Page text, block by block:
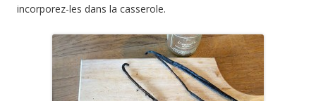
incorporez-les dans la casserole.